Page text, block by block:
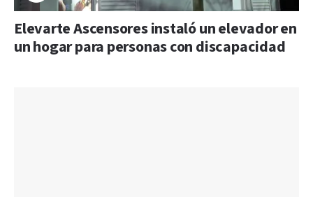
Elevarte Ascensores instaló un elevador en
un hogar para personas con discapacidad